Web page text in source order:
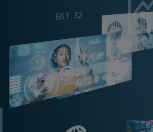
SERVICE
第38回法人破産コラム 破
財人とは何か｜役割と経営
との関係